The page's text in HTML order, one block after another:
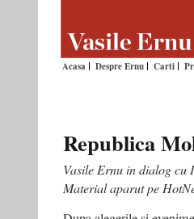
Acasa Despre Ernu Carti
Republica
Vasile Ernu in dialog cu
Material aparut pe